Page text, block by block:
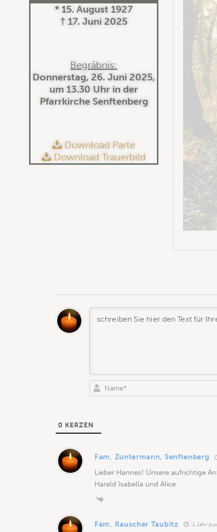
* 15. August 1927
† 17. Juni 2025
Begräbnis:
Donnerstag, 26. Juni 2025,
um 13.30 Uhr in der
Pfarrkirche Senftenberg
Download Parte
Download Trauerbild
0 KERZEN
Fam. Zuntermann, Senftenberg
Lieber Hannes! Unsere aufrichtige
Harald Isabella und Alice
Fam. Rauscher Taubitz 1 Jahr